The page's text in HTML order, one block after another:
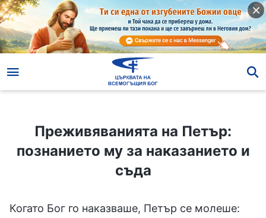
Преживяванията на Петър:
познанието му за наказанието и
съда
Когато Бог го наказваше, Петър се молеше: